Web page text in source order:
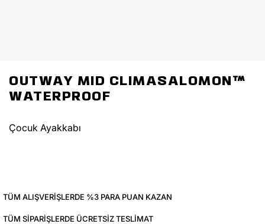
OUTWAY MID CLIMASALOMON™
WATERPROOF
Çocuk Ayakkabı
TÜM ALIŞVERIŞLERDE %3 PARA PUAN KAZAN
TÜM SIPARIŞLERDE ÜCRETSIZ TESLIMAT